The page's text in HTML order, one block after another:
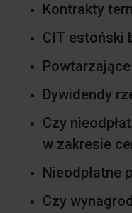
Kontrakty
CIT estoński
Dywidendy
Czy
w zakresie
Nieodpłatne
Czy